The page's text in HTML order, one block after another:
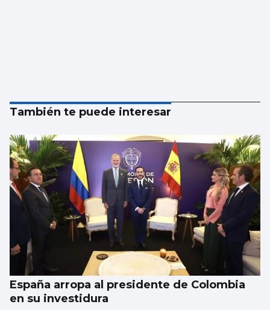
También te puede interesar
España arropa al presidente de Colombia
en su investidura